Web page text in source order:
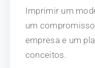
Imprimir um
um
empresa e um
conceitos.